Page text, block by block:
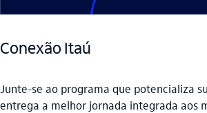
Conexão Itaú
Junte-se ao programa que potencializa
entrega a melhor jornada integrada aos